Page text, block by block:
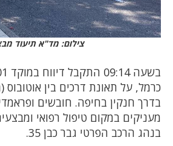
צילום: מד"א תיעוד
כרמל, על תאונת דרכים בין אוטובוס
בדרך חנקין בחיפה. חובשים
מעניקים במקום טיפול רפואי
בנהג הרכב הפרטי גבר כבן 35.